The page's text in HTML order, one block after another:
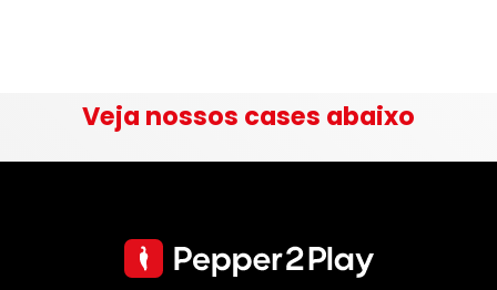
Veja nossos cases abaixo